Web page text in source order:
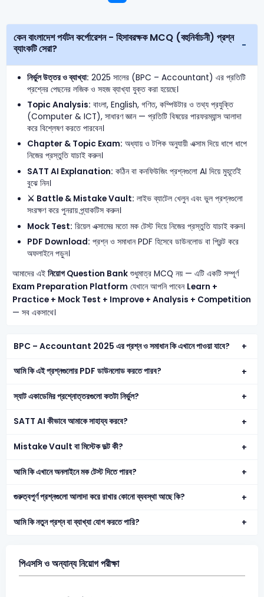
কেন বাংলাদেশ পর্যটন কর্পোরেশন - হিসাবরক্ষক MCQ (বহুনির্বাচনী) প্রশ্ন
ব্যাংকটি সেরা?
নির্ভুল উত্তর ও ব্যাখ্যা: 2025 সালের (BPC – Accountant) এর প্রতিটি
প্রশ্নের পেছনের লজিক ও সহজ ব্যাখ্যা যুক্ত করা হয়েছে।
Topic Analysis: বাংলা, English, গণিত, কম্পিউটার ও তথ্য প্রযুক্তি
(Computer & ICT), সাধারণ জ্ঞান — প্রতিটি বিষয়ের পারফরম্যান্স আলাদা
করে বিশ্লেষণ করতে পারবেন।
Chapter & Topic Exam: অধ্যায় ও টপিক অনুযায়ী এক্সাম দিয়ে ধাপে ধাপে
নিজের প্রস্তুতি যাচাই করুন।
SATT AI Explanation: কঠিন বা কনফিউজিং প্রশ্নগুলো AI দিয়ে মুহূর্তেই
বুঝে নিন।
⚔️ Battle & Mistake Vault: লাইভ ব্যাটেল খেলুন এবং ভুল প্রশ্নগুলো
সংরক্ষণ করে পুনরায় প্র্যাকটিস করুন।
Mock Test: রিয়েল এক্সামের মতো মক টেস্ট দিয়ে নিজের প্রস্তুতি যাচাই করুন।
PDF Download: প্রশ্ন ও সমাধান PDF হিসেবে ডাউনলোড বা প্রিন্ট করে
অফলাইনে পড়ুন।
আমাদের এই নিয়োগ Question Bankশুধুমাত্র MCQ নয় — এটি একটি সম্পূর্ণ
Exam Preparation Platform যেখানে আপনি পাবেন Learn +
Practice + Mock Test + Improve + Analysis + Competition
— সব একসাথে।
BPC – Accountant 2025 এর প্রশ্ন ও সমাধান কি এখানে পাওয়া যাবে?
আমি কি এই প্রশ্নগুলোর PDF ডাউনলোড করতে পারব?
স্যাট একাডেমির প্রশ্নোত্তরগুলো কতটা নির্ভুল?
SATT AI কীভাবে আমাকে সাহায্য করবে?
Mistake Vault বা মিস্টেক ভল্ট কী?
আমি কি এখানে অনলাইনে মক টেস্ট দিতে পারব?
গুরুত্বপূর্ণ প্রশ্নগুলো আলাদা করে রাখার কোনো ব্যবস্থা আছে কি?
আমি কি নতুন প্রশ্ন বা ব্যাখ্যা যোগ করতে পারি?
পিএসসি ও অন্যান্য নিয়োগ পরীক্ষা